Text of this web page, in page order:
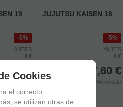
19
5%
ANTES
8 €
7,60
JUJUTSU KAISEN 18
5%
ANTES
8 €
7,60 €
IVA incluido
Cookies
el correcto
se utilizan otras de